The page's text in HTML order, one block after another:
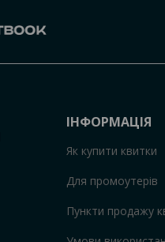
ІНФОРМАЦІЯ
Як купити квитки
Для промоутерів
Пункти продажу